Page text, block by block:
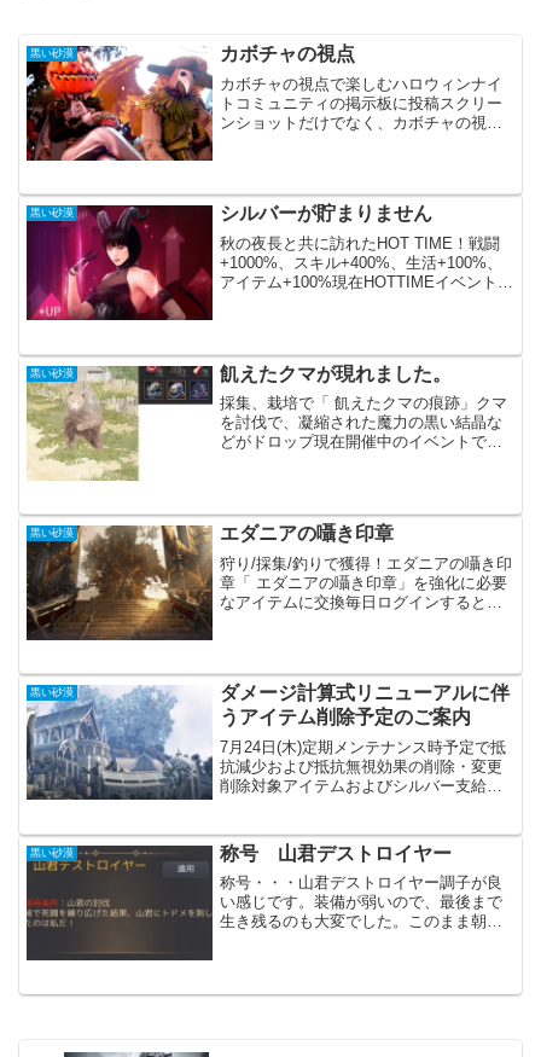
黒い砂漠 カボチャの視点
カボチャの視点で楽しむハロウィンナイ
トコミュニティの掲示板に投稿スクリー
ンショットだけでなく、カボチャの視点
明の選択」を選ぶだけで良...
黒い砂漠 シルバーが貯まりません
秋の夜長と共に訪れたHOT TIME！戦闘
+1000%、スキル+400%、生活+100%、
アイテム+100%現在HOTTIMEイベント中
黒い砂漠 飢えたクマが現れました。
採集、栽培で「 飢えたクマの痕跡」クマ
を討伐で、凝縮された魔力の黒い結晶な
どがドロップ現在開催中のイベントで
（道人、１０面フェンス、...
黒い砂漠 エダニアの囁き印章
狩り/採集/釣りで獲得！エダニアの囁き印
章「 エダニアの囁き印章」を強化に必要
なアイテムに交換毎日ログインすると、
り増えま...
黒い砂漠
ダメージ計算式リニューアルに伴
うアイテム削除予定のご案内
7月24日(木)定期メンテナンス時予定で抵
抗減少および抵抗無視効果の削除・変更
削除対象アイテムおよびシルバー支給の
水晶がどうなるかは分かりませんが、た
ぶんシルバーになっ...
黒い砂漠 称号 山君デストロイヤー
称号・・・山君デストロイヤー調子が良
い感じです。装備が弱いので、最後まで
生き残るのも大変でした。このまま朝の